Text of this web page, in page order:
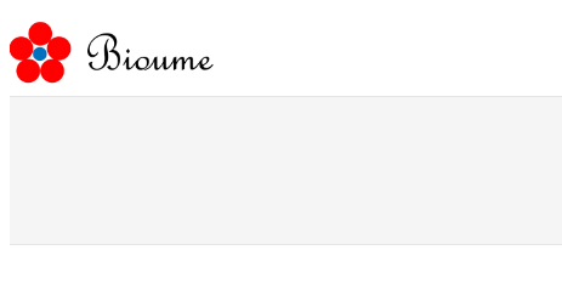
容
を
ス